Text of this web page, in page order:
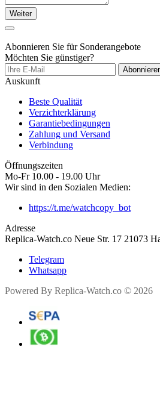
Weiter
Abonnieren Sie für Sonderangebote
Möchten Sie günstiger?
Auskunft
Beste Qualität
Verzichterklärung
Garantiebedingungen
Zahlung und Versand
Verbindung
Öffnungszeiten
Mo-Fr 10.00 - 19.00 Uhr
Wir sind in den Sozialen Medien:
https://t.me/watchcopy_bot
Adresse
Replica-Watch.co Neue Str. 17 21073
Telegram
Whatsapp
Powered By Replica-Watch.co © 2026